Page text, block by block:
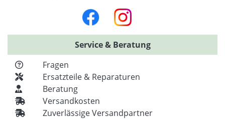
Service & Beratung
Fragen
Ersatzteile & Reparaturen
Beratung
Versandkosten
Zuverlässige Versandpartner